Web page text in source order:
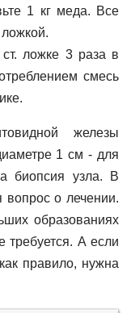
1 кг меда. Все
ложке 3 раза в
смесь
железы
1 см - для
биопсия узла. В
вопрос о лечении.
образованиях
требуется. А если
правило, нужна